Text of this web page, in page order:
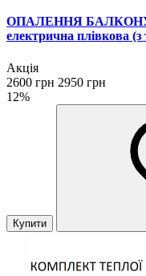
ОПАЛЕННЯ БАЛКОНУ
електрична плівкова
Акція
2600 грн 2950 грн
12%
Купити